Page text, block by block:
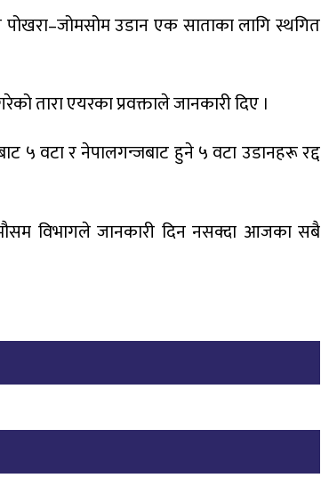
पोखरा–जोमसोम उडान एक साताका लागि स्थगित
तारा एयरका प्रवक्ताले जानकारी दिए ।
५ वटा र नेपालगन्जबाट हुने ५ वटा उडानहरू रद्द
विभागले जानकारी दिन नसक्दा आजका सबै